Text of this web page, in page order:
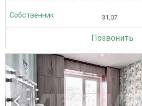
Собственник 31.07
Позвонить